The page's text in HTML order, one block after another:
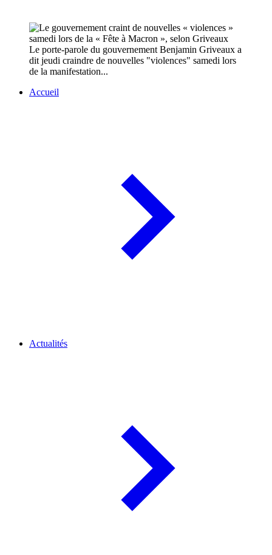
Le porte-parole du gouvernement Benjamin Griveaux a
dit jeudi craindre de nouvelles "violences" samedi lors
de la manifestation...
Accueil
Actualités